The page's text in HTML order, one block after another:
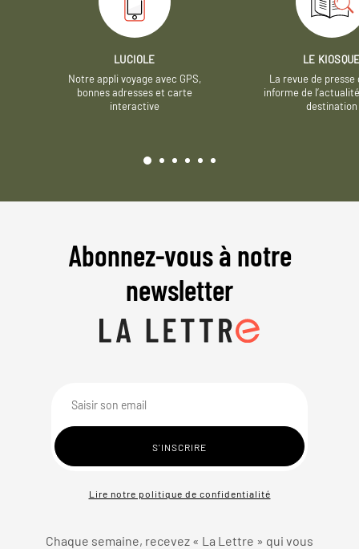
LUCIOLE
Notre appli voyage avec GPS,
bonnes adresses et carte
interactive
LE
La revue de presse
informe de
destination
Abonnez-vous à notre
newsletter
Lire notre politique de confidentialité
Chaque semaine, recevez « La Lettre » qui vous